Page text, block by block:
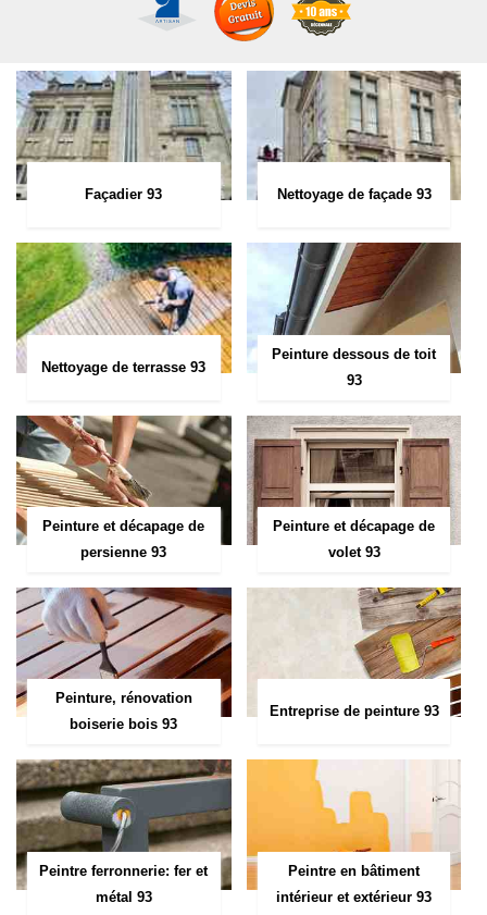
Façadier 93 Nettoyage de façade 93
Nettoyage de terrasse 93
Peinture dessous de toit
93
Peinture et décapage de
persienne 93
Peinture et décapage de
volet 93
Peinture, rénovation
boiserie bois 93
Entreprise de peinture 93
Peintre ferronnerie: fer et
métal 93
Peintre en bâtiment
intérieur et extérieur 93